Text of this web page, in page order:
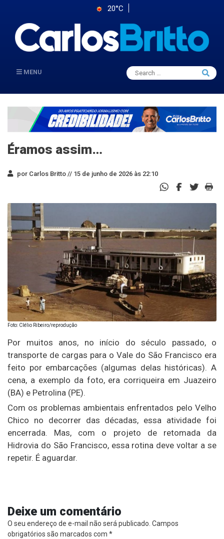
20°C
MENU
Search
for:
Search
Éramos assim…
por Carlos Britto // 15 de junho de 2026 às 22:10
Foto: Clélio Ribeiro/reprodução
Por muitos anos, no início do século passado, o
transporte de cargas para o Vale do São Francisco era
feito por embarcações (algumas delas históricas). A
cena, a exemplo da foto, era corriqueira em Juazeiro
(BA) e Petrolina (PE).
Com os problemas ambientais enfrentados pelo Velho
Chico no decorrer das décadas, essa atividade foi
encerrada. Mas, com o projeto de retomada da
Hidrovia do São Francisco, essa rotina deve voltar a se
repetir. É aguardar.
Deixe um comentário
O seu endereço de e-mail não será publicado. Campos
obrigatórios são marcados com *